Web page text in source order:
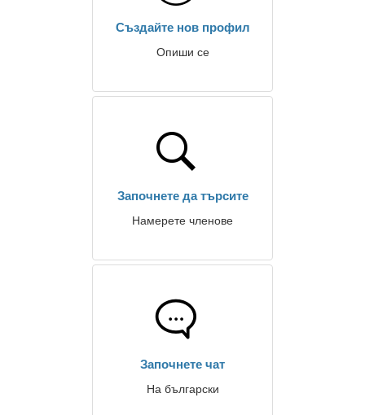
Създайте нов профил
Опиши се
Започнете да търсите
Намерете членове
Започнете чат
На български